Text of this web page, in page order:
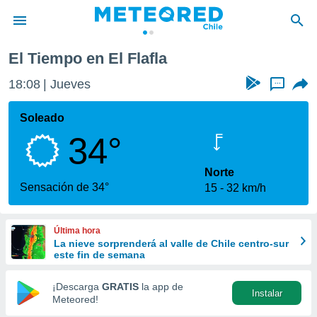
de
por
que se
calidad.
a este
las
y
forma
digital
basada
El Tiempo en El Flafla
18:08 Jueves ...
Soleado
34°
Sensación de 34°
Norte
15
32 km/h
Última hora
La nieve sorprenderá al valle de Chile centro-sur
este fin de semana
¡Descarga GRATIS la app de
Meteored!
Instalar